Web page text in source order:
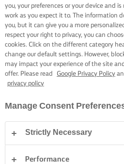
you, your preferences or your device and
work as you expect it to. The information
you, but it can give you a more
respect your right to privacy, you can
cookies. Click on the different category
change our default settings. However,
may impact your experience of the site
offer. Please read
Google Privacy Policy
privacy policy
Manage Consent
Strictly Necessary
Performance